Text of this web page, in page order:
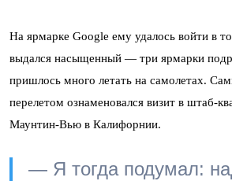
На ярмарке Google ему удалось войти в
выдался насыщенный — три ярмарки
пришлось много летать на самолетах.
перелетом ознаменовался визит в штаб-
Маунтин-Вью в Калифорнии.
— Я тогда подумал: